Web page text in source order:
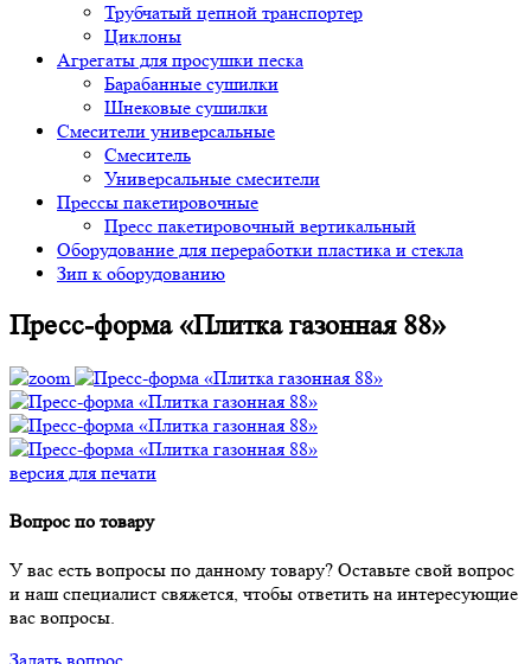
Трубчатый цепной транспортер
Циклоны
Агрегаты для просушки песка
Барабанные сушилки
Шнековые сушилки
Смесители универсальные
Смеситель
Универсальные смесители
Прессы пакетировочные
Пресс пакетировочный вертикальный
Оборудование для переработки пластика и стекла
Зип к оборудованию
Пресс-форма «Плитка газонная 88»
версия для печати
Вопрос по товару
У вас есть вопросы по данному товару? Оставьте свой вопрос
и наш специалист свяжется, чтобы ответить на интересующие
вас вопросы.